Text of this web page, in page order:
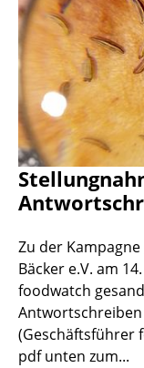
Zu der Kampagne
Bäcker e.V. am
foodwatch
(Geschäftsführer
pdf unten zum...